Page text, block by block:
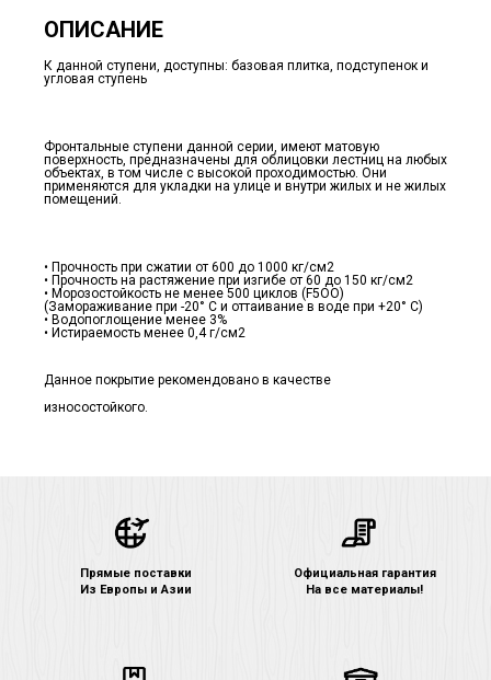
ОПИСАНИЕ
К данной ступени, доступны: базовая плитка, подступенок и
угловая ступень
Фронтальные ступени данной серии, имеют матовую
поверхность, предназначены для облицовки лестниц на любых
объектах, в том числе с высокой проходимостью. Они
применяются для укладки на улице и внутри жилых и не жилых
помещений.
• Прочность при сжатии от 600 до 1000 кг/см2
• Прочность на растяжение при изгибе от 60 до 150 кг/см2
• Морозостойкость не менее 500 циклов (F5ОО)
(Замораживание при -20° С и оттаивание в воде при +20° С)
• Водопоглощение менее 3%
• Истираемость менее 0,4 г/см2
Данное покрытие рекомендовано в качестве
износостойкого.
Прямые поставки
Из Европы и Азии
Официальная гарантия
На все материалы!